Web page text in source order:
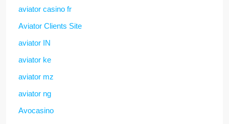
aviator casino fr
Aviator Clients Site
aviator IN
aviator ke
aviator mz
aviator ng
Avocasino